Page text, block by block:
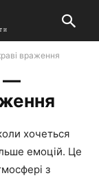
враження
—
хочеться
емоцій. Це
з